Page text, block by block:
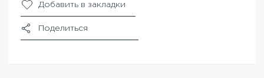
Добавить в закладки
Поделиться